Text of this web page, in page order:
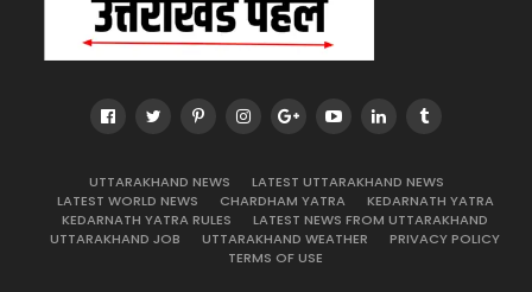
UTTARAKHAND NEWS
LATEST UTTARAKHAND NEWS
LATEST WORLD NEWS
CHARDHAM YATRA
KEDARNATH YATRA
KEDARNATH YATRA RULES
LATEST NEWS FROM UTTARAKHAND
UTTARAKHAND JOB
UTTARAKHAND WEATHER
PRIVACY POLICY
TERMS OF USE